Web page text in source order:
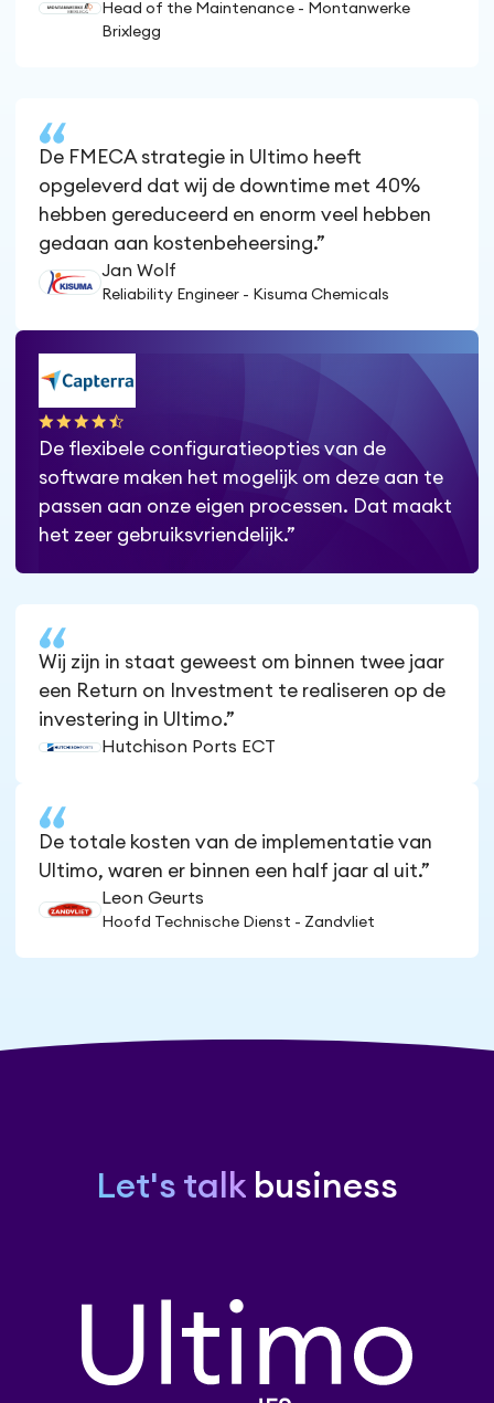
Head of the Maintenance - Montanwerke
Brixlegg
De FMECA strategie in Ultimo heeft
opgeleverd dat wij de downtime met 40%
hebben gereduceerd en enorm veel hebben
gedaan aan kostenbeheersing.”
Jan Wolf
Reliability Engineer - Kisuma Chemicals
De flexibele configuratieopties van de
software maken het mogelijk om deze aan te
passen aan onze eigen processen. Dat maakt
het zeer gebruiksvriendelijk.”
Wij zijn in staat geweest om binnen twee jaar
een Return on Investment te realiseren op de
investering in Ultimo.”
Hutchison Ports ECT
De totale kosten van de implementatie van
Ultimo, waren er binnen een half jaar al uit.”
Leon Geurts
Hoofd Technische Dienst - Zandvliet
Let's talk business